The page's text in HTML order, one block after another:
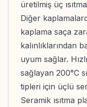
üretilmiş üç
Diğer
kaplama saça
kalınlıklarından
uyum sağlar.
sağlayan 200°C
tipleri için üçlü
Seramik ısıtma